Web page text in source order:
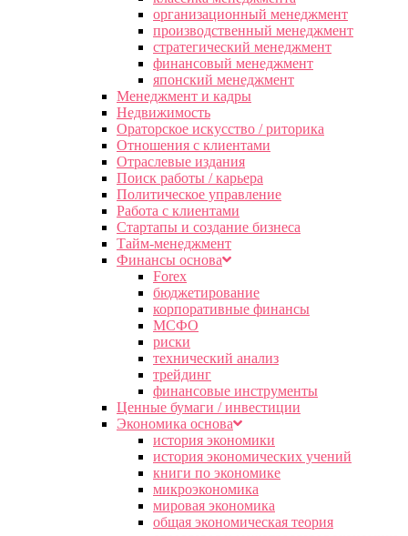
организационный менеджмент
производственный менеджмент
стратегический менеджмент
финансовый менеджмент
японский менеджмент
Менеджмент и кадры
Недвижимость
Ораторское искусство / риторика
Отношения с клиентами
Отраслевые издания
Поиск работы / карьера
Политическое управление
Работа с клиентами
Стартапы и создание бизнеса
Тайм-менеджмент
Финансы основа
Forex
бюджетирование
корпоративные финансы
МСФО
риски
технический анализ
трейдинг
финансовые инструменты
Ценные бумаги / инвестиции
Экономика основа
история экономики
история экономических учений
книги по экономике
микроэкономика
мировая экономика
общая экономическая теория